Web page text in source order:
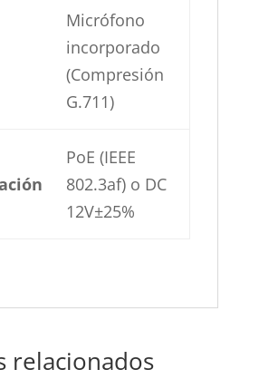
Micrófono
incorporado
(Compresión
G.711)
PoE (IEEE
802.3af) o DC
12V±25%
relacionados